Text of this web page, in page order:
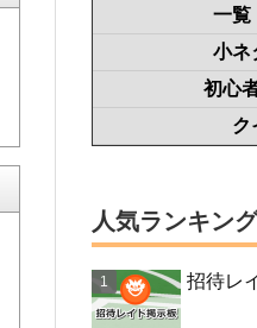
一覧
小ネ
初心
ク
人気ランキング
招待レ